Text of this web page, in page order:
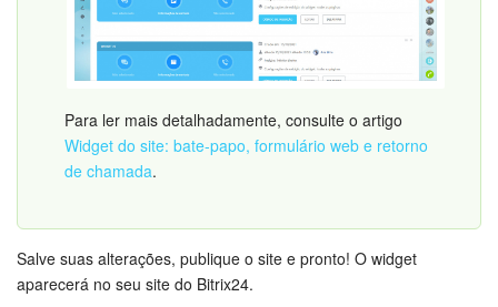
Bitrix24.Sites
Loja On-line
Gerenciamento do inventário
Empresa
Assinatura eletrônica para RH
Assinatura eletrônica
Para ler mais detalhadamente, consulte o artigo
Widget do site: bate-papo, formulário web e retorno
de chamada.
Salve suas alterações, publique o site e pronto! O widget
aparecerá no seu site do Bitrix24.